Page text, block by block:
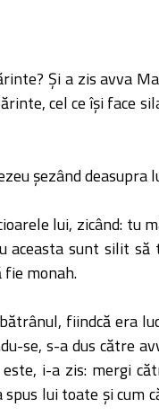
Şi a zis avva
cel ce îşi face
şezând deasupra
lui, zicând: tu
aceasta sunt silit să
fie monah.
fiindcă era
se, s-a dus către
i-a zis: mergi
lui toate şi cum